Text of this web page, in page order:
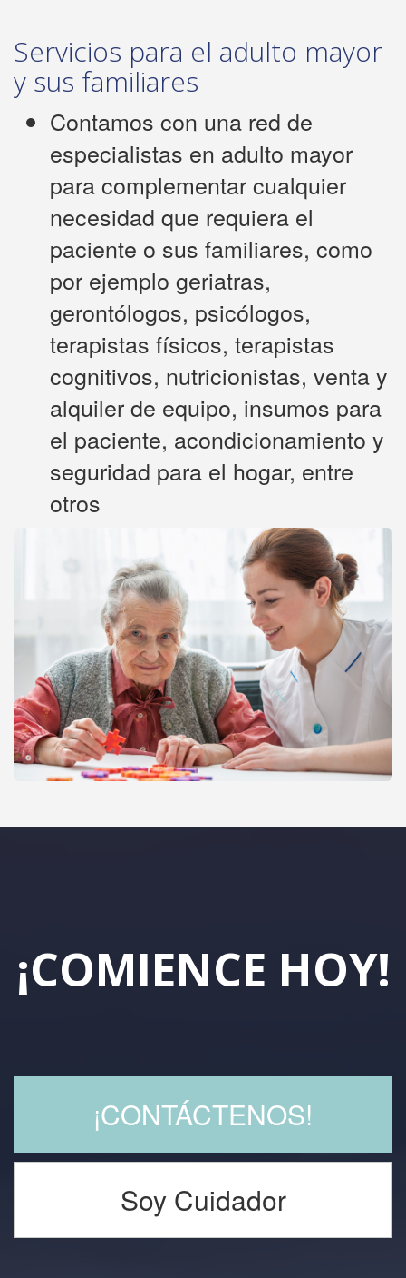
Servicios para el adulto mayor
y sus familiares
Contamos con una red de
especialistas en adulto mayor
para complementar cualquier
necesidad que requiera el
paciente o sus familiares, como
por ejemplo geriatras,
gerontólogos, psicólogos,
terapistas físicos, terapistas
cognitivos, nutricionistas, venta y
alquiler de equipo, insumos para
el paciente, acondicionamiento y
seguridad para el hogar, entre
otros
¡COMIENCE HOY!
¡CONTÁCTENOS!
Soy Cuidador